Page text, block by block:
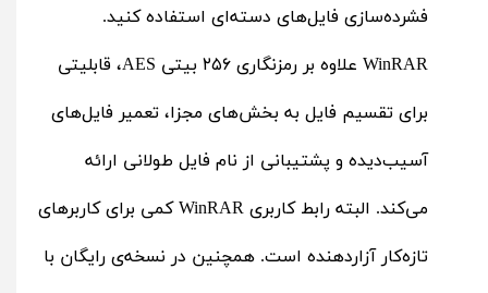
فشرده‌سازی فایل‌های دسته‌ای استفاده کنید.
WinRAR علاوه بر رمزنگاری ۲۵۶ بیتی AES، قابلیتی
برای تقسیم فایل‌ به بخش‌های مجزا، تعمیر فایل‌های
آسیب‌دیده و پشتیبانی از نام فایل طولانی ارائه
می‌کند. البته رابط کاربری WinRAR کمی برای کاربرهای
تازه‌کار آزاردهنده است. همچنین در نسخه‌ی رایگان با